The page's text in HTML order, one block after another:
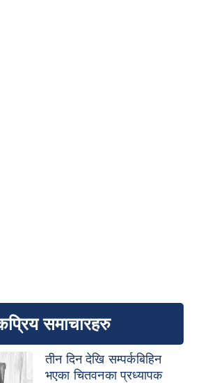
समाचारहरु
तीन दिन देखि सम्पर्कबिहिन
भएका चितवनका प्रध्यापक